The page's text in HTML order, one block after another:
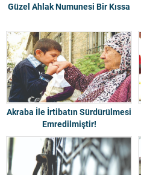
Güzel Ahlak Numunesi Bir Kıssa
Akraba İle İrtibatın Sürdürülmesi
Emredilmiştir!